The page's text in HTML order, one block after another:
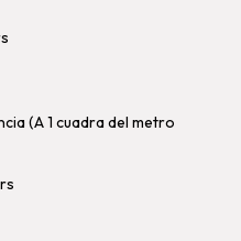
(A 1 cuadra del metro